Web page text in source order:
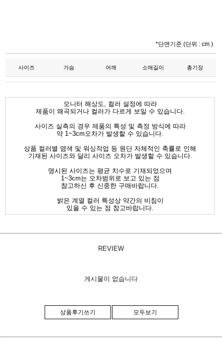
*단면기준 (단위 : cm )
사이즈 가슴 어깨 소매길이 총기장
모니터 해상도, 컬러 설정에 따라
제품이 왜곡되거나 컬러가 다르게 보일 수 있습니다.
사이즈 실측의 경우 제품의 특성 및 측정 방식에 따라
약 1~3cm오차가 발생할 수 있습니다.
상품 컬러별 염색 및 워싱작업 등 원단 자체적인 축률로 인해
기재된 사이즈와 달리 사이즈 오차가 발생할 수 있습니다.
명시된 사이즈는 평균 치수로 기재되었으며
1~3cm는 오차범위로 보고 있는 점
참고하신 후 신중한 구매바랍니다.
밝은 계열 컬러 특성상 약간의 비침이
있을 수 있는 점 참고바랍니다.
REVIEW
게시물이 없습니다
상품후기쓰기 모두보기